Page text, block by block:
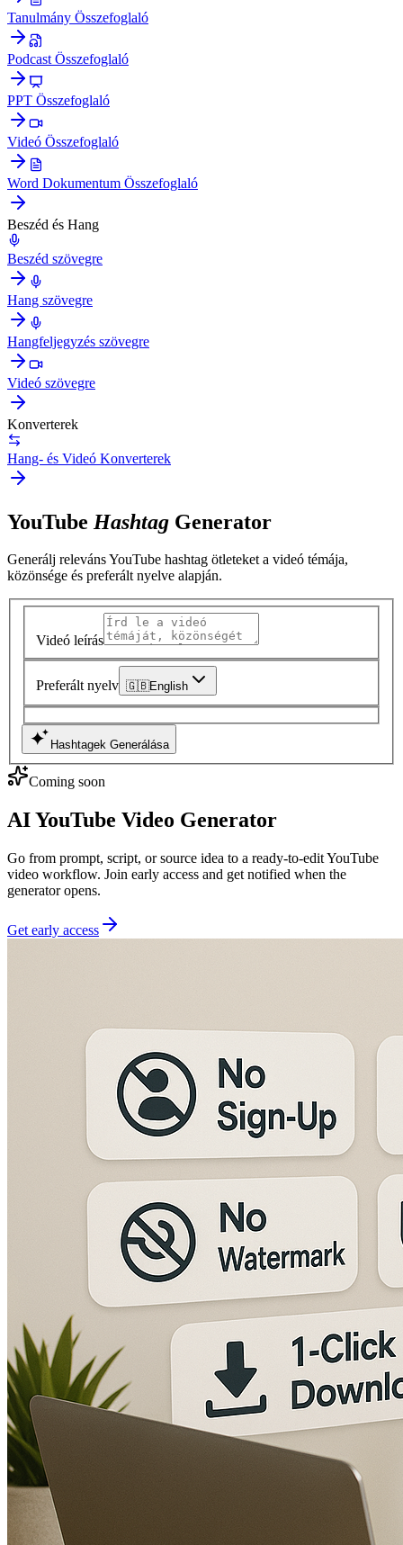
Tanulmány Összefoglaló
Podcast Összefoglaló
PPT Összefoglaló
Videó Összefoglaló
Word Dokumentum Összefoglaló
Beszéd és Hang
Beszéd szövegre
Hang szövegre
Hangfeljegyzés szövegre
Videó szövegre
Konverterek
Hang- és Videó Konverterek
YouTube Hashtag Generator
Generálj releváns YouTube hashtag ötleteket a videó témája,
közönsége és preferált nyelve alapján.
Videó leírás
Preferált nyelv 🇬🇧English
Hashtagek Generálása
Coming soon
AI YouTube Video Generator
Go from prompt, script, or source idea to a ready-to-edit YouTube
video workflow. Join early access and get notified when the
generator opens.
Get early access